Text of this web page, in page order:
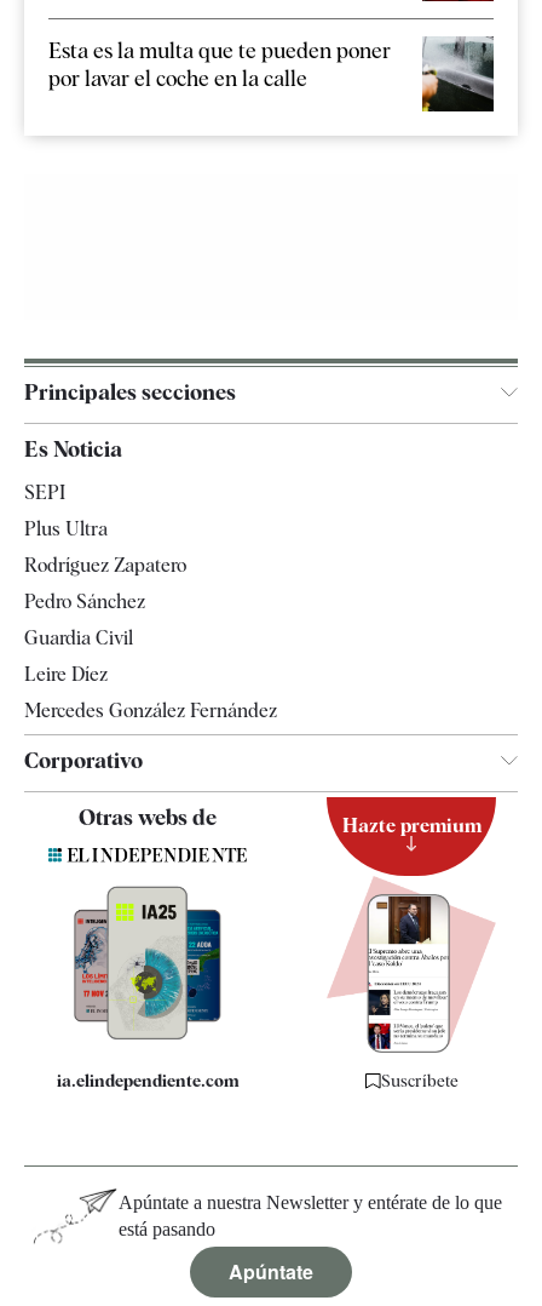
Esta es la multa que te pueden poner
por lavar el coche en la calle
Principales secciones
España
Televisión
Es Noticia
SEPI
Plus Ultra
Rodríguez Zapatero
Pedro Sánchez
Guardia Civil
Leire Díez
Mercedes González Fernández
Corporativo
Contacto
Quiénes somos
Especificaciones
Otras webs de
ia.elindependiente.com
Hazte premium
Suscríbete
Apúntate a nuestra Newsletter y entérate de lo que
está pasando
Apúntate